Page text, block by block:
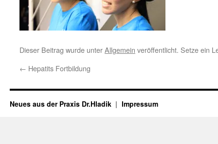
Dieser Beitrag wurde unterAllgemein veröffentlicht. Setze ein
← Hepatits Fortbildung
Neues aus der Praxis Dr.Hladik Impressum